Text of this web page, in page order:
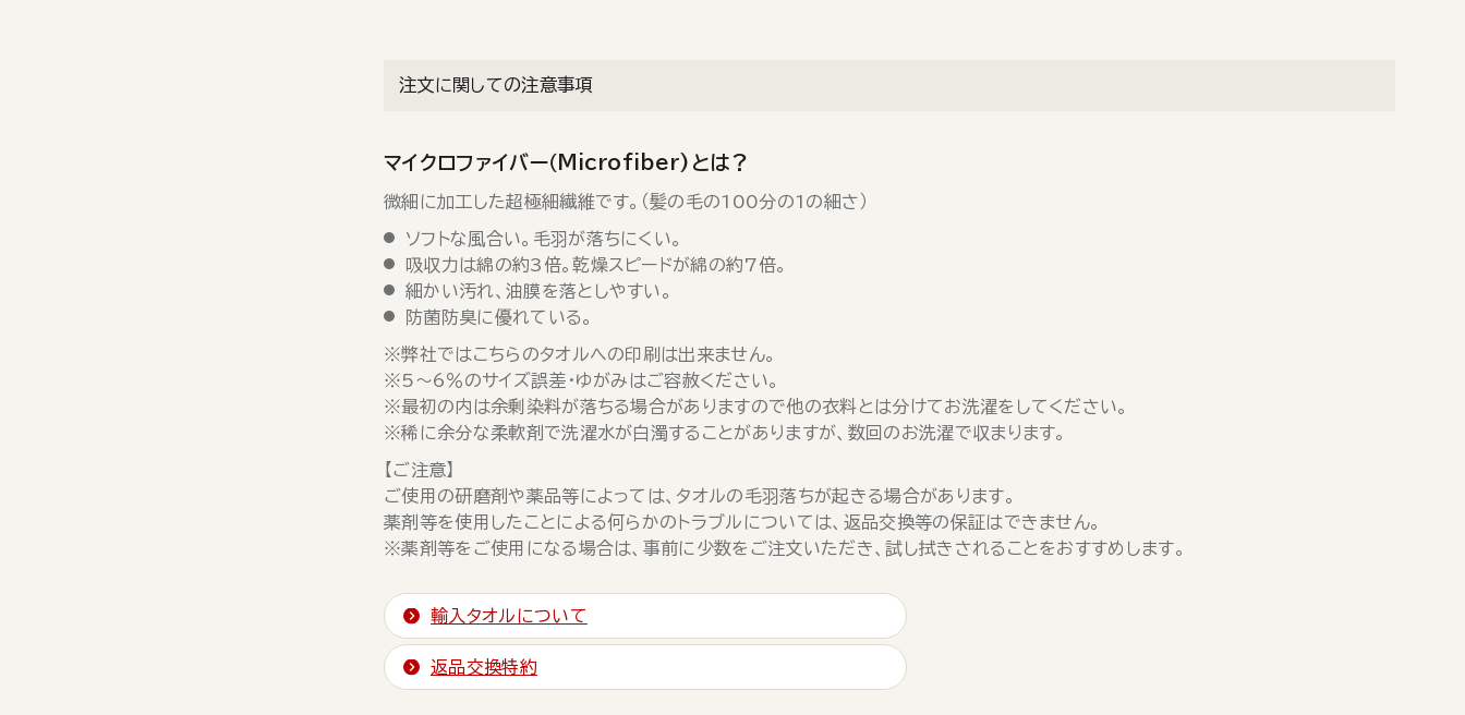
注文に関しての注意事項
マイクロファイバー（Microfiber)とは？
微細に加工した超極細繊維です。（髪の毛の100分の1の細さ）
ソフトな風合い。毛羽が落ちにくい。
吸収力は綿の約3倍。乾燥スピードが綿の約7倍。
細かい汚れ、油膜を落としやすい。
防菌防臭に優れている。
※弊社ではこちらのタオルへの印刷は出来ません。
※5～6％のサイズ誤差・ゆがみはご容赦ください。
※最初の内は余剰染料が落ちる場合がありますので他の衣料とは分けてお洗濯をしてください。
※稀に余分な柔軟剤で洗濯水が白濁することがありますが、数回のお洗濯で収まります。
【ご注意】
ご使用の研磨剤や薬品等によっては、タオルの毛羽落ちが起きる場合があります。
薬剤等を使用したことによる何らかのトラブルについては、返品交換等の保証はできません。
※薬剤等をご使用になる場合は、事前に少数をご注文いただき、試し拭きされることをおすすめします。
輸入タオルについて
返品交換特約